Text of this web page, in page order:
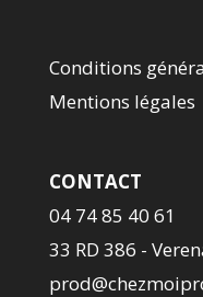
Conditions
Mentions légales
CONTACT
04 74 85 40 61
33 RD 386 -